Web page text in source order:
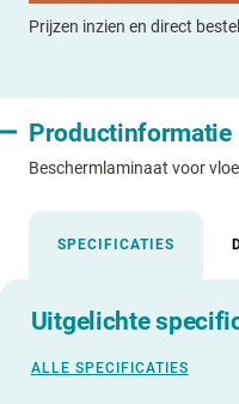
Prijzen inzien en direct
Productinformatie
Beschermlaminaat voor
SPECIFICATIES
Uitgelichte
ALLE SPECIFICATIES